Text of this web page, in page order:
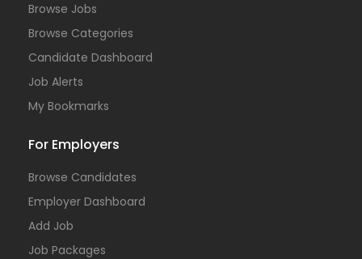
Browse Jobs
Browse Categories
Candidate Dashboard
Job Alerts
My Bookmarks
For Employers
Browse Candidates
Employer Dashboard
Add Job
Job Packages